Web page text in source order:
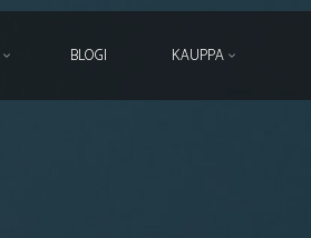
BLOGI KAUPPA